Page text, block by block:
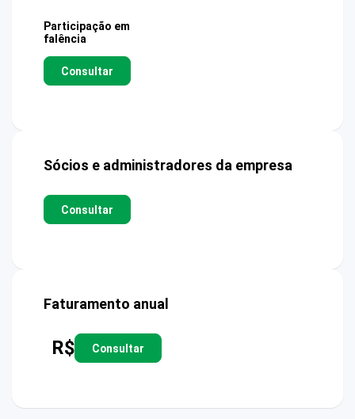
Participação em
falência
Consultar
Sócios e administradores da empresa
Consultar
Faturamento anual
R$ Consultar